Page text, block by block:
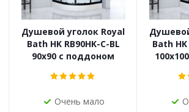
Душевой уголок Royal
Bath HK RB90HK-C-BL
90x90 с поддоном
Очень мало
Bath HK